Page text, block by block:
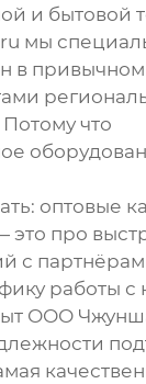
и бытовой
мы
в
что
оптовые
это про
с
работы с
ООО